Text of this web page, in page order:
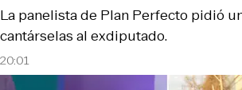
20:01
La panelista de Plan Perfecto pidió
cantárselas al exdiputado.